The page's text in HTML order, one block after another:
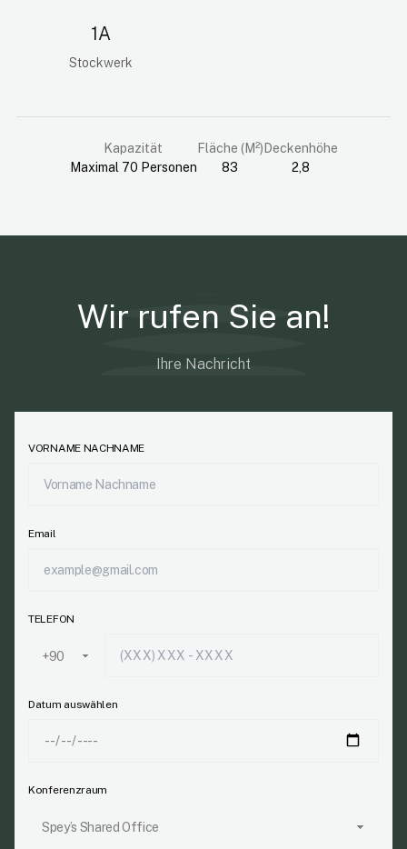
1A
Stockwerk
Kapazität
Maximal 70 Personen
Fläche (M²)
83
Deckenhöhe
2,8
Wir rufen Sie an!
Ihre Nachricht
VORNAME NACHNAME
Email
TELEFON
Datum auswählen
Konferenzraum